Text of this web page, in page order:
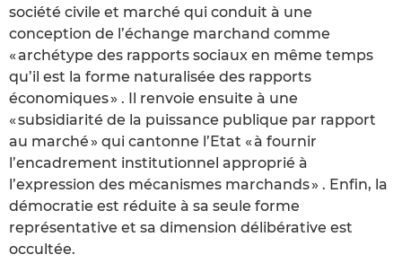
société civile et marché qui conduit à une
conception de l’échange marchand comme
« archétype des rapports sociaux en même temps
qu’il est la forme naturalisée des rapports
économiques » . Il renvoie ensuite à une
« subsidiarité de la puissance publique par rapport
au marché » qui cantonne l’Etat « à fournir
l’encadrement institutionnel approprié à
l’expression des mécanismes marchands » . Enfin, la
démocratie est réduite à sa seule forme
représentative et sa dimension délibérative est
occultée.